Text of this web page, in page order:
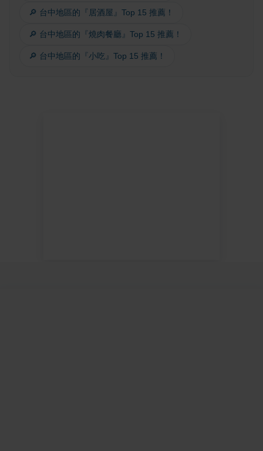
🔎 台中地區的『居酒屋』Top 15 推薦！
🔎 台中地區的『燒肉餐廳』Top 15 推薦！
🔎 台中地區的『小吃』Top 15 推薦！